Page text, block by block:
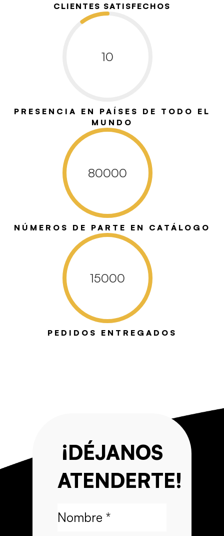
CLIENTES SATISFECHOS
10
PRESENCIA EN PAÍSES DE TODO EL
MUNDO
80000
NÚMEROS DE PARTE EN CATÁLOGO
15000
PEDIDOS ENTREGADOS
¡DÉJANOS
ATENDERTE!